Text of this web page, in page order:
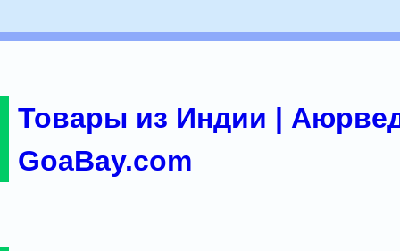
Товары из Индии |
GoaBay.com